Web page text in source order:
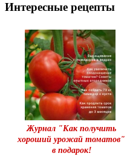
Интересные рецепты
Журнал "Как получить
хороший урожай томатов"
в подарок!